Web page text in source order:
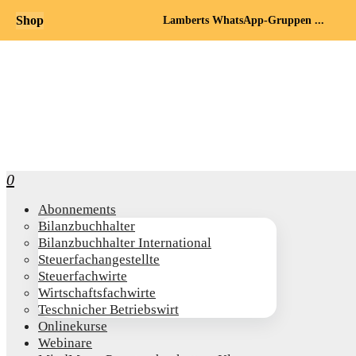
0
Abon­ne­ments
Bilanz­buch­hal­ter
Bilanz­buch­hal­ter International
Steu­er­fach­an­ge­stell­te
Steu­er­fach­wir­te
Wirt­schafts­fach­wir­te
Teschni­cher Betriebswirt
Online­kur­se
Web­i­na­re
Shop Lamberts WhatsApp-Gruppen ...